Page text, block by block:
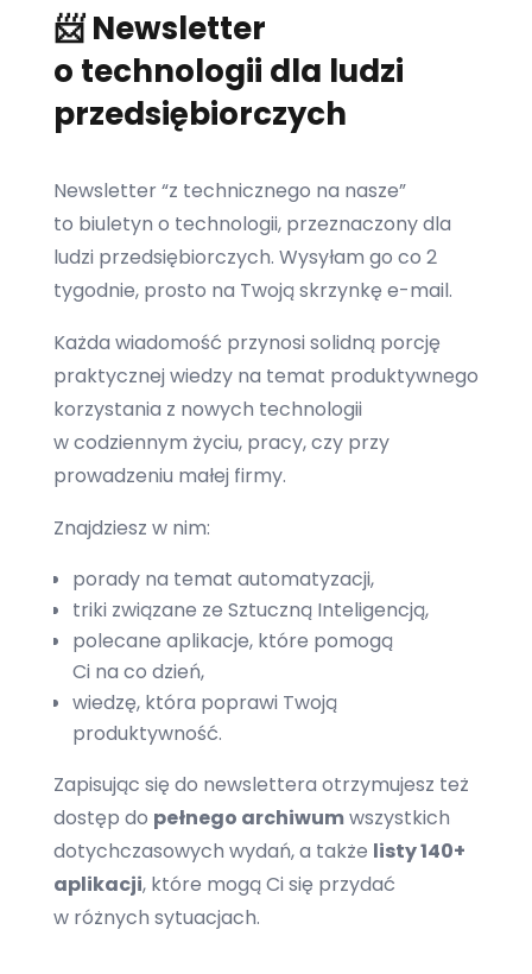
📨 Newsletter
o technologii dla ludzi
przedsiębiorczych
Newsletter “z technicznego na nasze”
to biuletyn o technologii, przeznaczony dla
ludzi przedsiębiorczych. Wysyłam go co 2
tygodnie, prosto na Twoją skrzynkę e-mail.
Każda wiadomość przynosi solidną porcję
praktycznej wiedzy na temat produktywnego
korzystania z nowych technologii
w codziennym życiu, pracy, czy przy
prowadzeniu małej firmy.
Znajdziesz w nim:
porady na temat automatyzacji,
triki związane ze Sztuczną Inteligencją,
polecane aplikacje, które pomogą
Ci na co dzień,
wiedzę, która poprawi Twoją
produktywność.
Zapisując się do newslettera otrzymujesz też
dostęp do pełnego archiwumwszystkich
dotychczasowych wydań, a także listy 140+
aplikacji, które mogą Ci się przydać
w różnych sytuacjach.